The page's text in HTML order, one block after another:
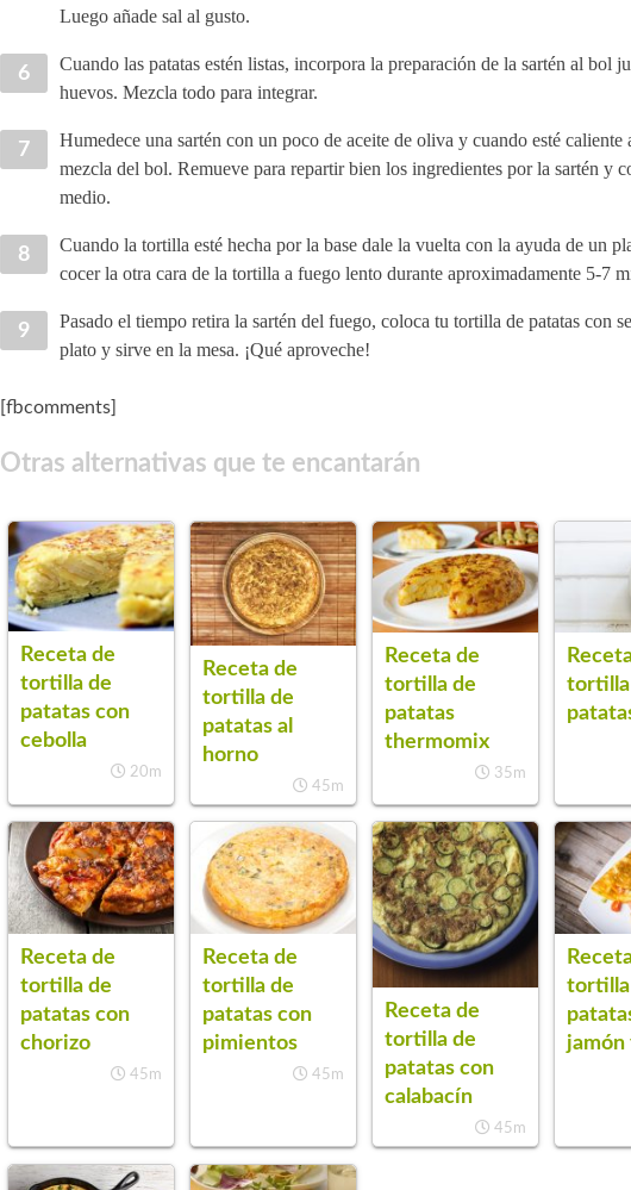
Luego añade sal al gusto.
Cuando las patatas estén listas, incorpora la preparación de la sartén al bol
huevos. Mezcla todo para integrar.
Humedece una sartén con un poco de aceite de oliva y cuando esté caliente
mezcla del bol. Remueve para repartir bien los ingredientes por la sartén y
medio.
Cuando la tortilla esté hecha por la base dale la vuelta con la ayuda de un
cocer la otra cara de la tortilla a fuego lento durante aproximadamente 5-7
Pasado el tiempo retira la sartén del fuego, coloca tu tortilla de patatas con
plato y sirve en la mesa. ¡Qué aproveche!
[fbcomments]
Otras alternativas que te encantarán
Receta de
tortilla de
patatas con
cebolla
20m
Receta de
tortilla de
patatas al
horno
45m
Receta de
tortilla de
patatas
thermomix
35m
tortilla
Receta de
tortilla de
patatas con
chorizo
45m
Receta de
tortilla de
patatas con
pimientos
45m
Receta de
tortilla de
patatas con
calabacín
45m
tortilla
jamón